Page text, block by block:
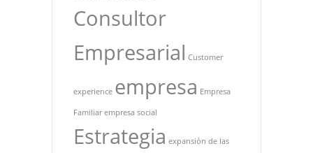
Consultor
Empresarial Customer
experience empresa Empresa
Familiar empresa social
Estrategia expansión de las